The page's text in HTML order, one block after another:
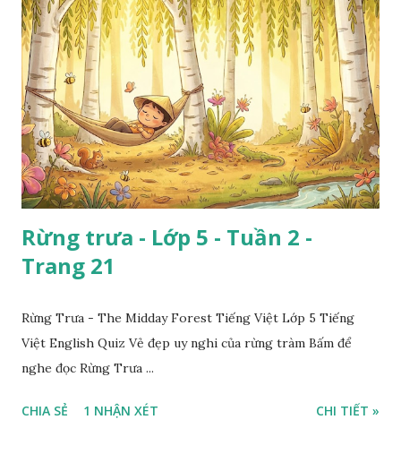
Rừng trưa - Lớp 5 - Tuần 2 -
Trang 21
Rừng Trưa - The Midday Forest Tiếng Việt Lớp 5 Tiếng
Việt English Quiz Vẻ đẹp uy nghi của rừng tràm Bấm để
nghe đọc Rừng Trưa ...
CHIA SẺ 1 NHẬN XÉT CHI TIẾT »